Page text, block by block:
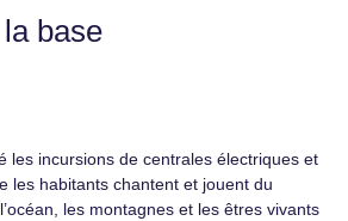
base
les incursions de centrales électriques et
les habitants chantent et jouent du
les montagnes et les êtres vivants